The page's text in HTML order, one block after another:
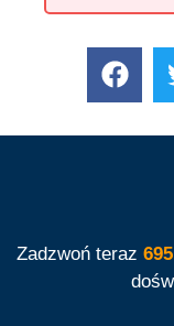
Zadzwoń teraz